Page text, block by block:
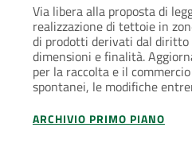
legge che autorizza la
zone agricole per il deposito
di uso civico, stabilite
la disciplina regionale
di funghi epigei
in vigore nel 2027